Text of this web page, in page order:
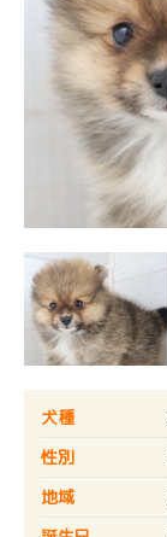
犬種
性別
地域